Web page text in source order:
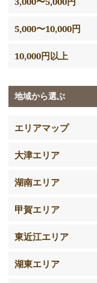
5,000〜10,000円
10,000円以上
地域から選ぶ
エリアマップ
大津エリア
湖南エリア
甲賀エリア
東近江エリア
湖東エリア